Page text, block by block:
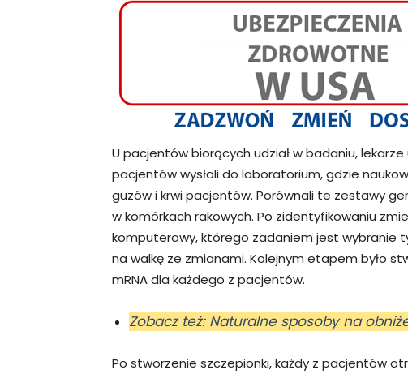
U pacjentów biorących udział w badaniu,
pacjentów wysłali do laboratorium, gdzie
guzów i krwi pacjentów. Porównali te zestawy
w komórkach rakowych. Po zidentyfikowaniu
komputerowy, którego zadaniem jest wybranie
na walkę ze zmianami. Kolejnym etapem było
mRNA dla każdego z pacjentów.
Zobacz też: Naturalne sposoby na
Po stworzenie szczepionki, każdy z pacjentów